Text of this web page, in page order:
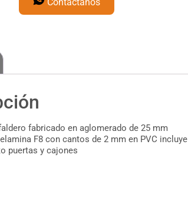
fabricado en aglomerado de 25 mm
F8 con cantos de 2 mm en PVC incluye
puertas y cajones